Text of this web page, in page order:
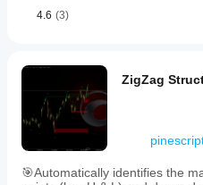
4.6 (3)
ZigZag
🎯Automatically identifies the